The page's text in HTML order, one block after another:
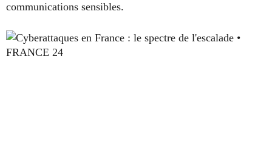
communications sensibles.